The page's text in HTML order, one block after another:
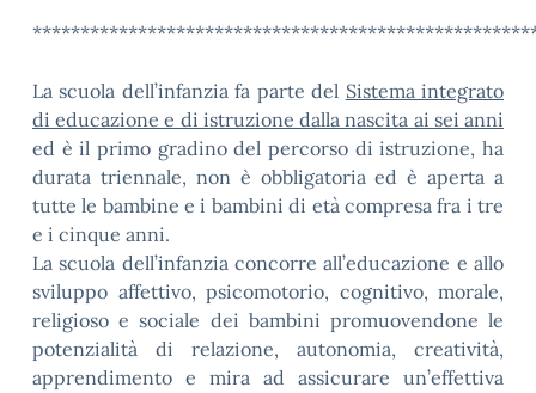
La scuola dell’infanzia fa parte del Sistema integrato
di educazione e di istruzione dalla nascita ai sei anni
ed è il primo gradino del percorso di istruzione, ha
durata triennale, non è obbligatoria ed è aperta a
tutte le bambine e i bambini di età compresa fra i tre
e i cinque anni.
La scuola dell’infanzia concorre all’educazione e allo
sviluppo affettivo, psicomotorio, cognitivo, morale,
religioso e sociale dei bambini promuovendone le
potenzialità di relazione, autonomia, creatività,
apprendimento e mira ad assicurare un’effettiva